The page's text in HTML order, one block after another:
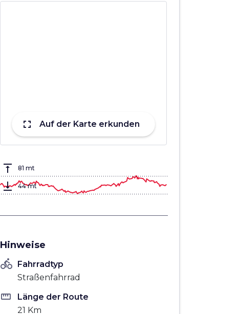
fullscreen Auf der Karte erkunden
vertical_align_top 81 mt
vertical_align_bottom 44 mt
Hinweise
directions_bike Fahrradtyp
Straßenfahrrad
straighten
Länge der Route
21 Km